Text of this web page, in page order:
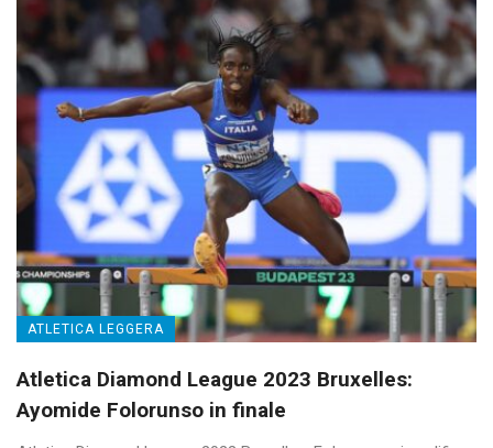
ATLETICA LEGGERA
Atletica Diamond League 2023 Bruxelles:
Ayomide Folorunso in finale